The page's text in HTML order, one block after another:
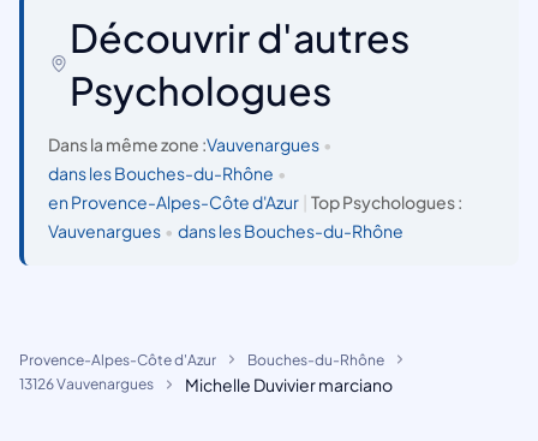
Découvrir d'autres
Psychologues
Dans la même zone :Vauvenargues •
dans les Bouches-du-Rhône •
en Provence-Alpes-Côte d'Azur
Top Psychologues :
Vauvenargues • dans les Bouches-du-Rhône
Provence-Alpes-Côte d'Azur
Bouches-du-Rhône
13126 Vauvenargues
Michelle Duvivier marciano